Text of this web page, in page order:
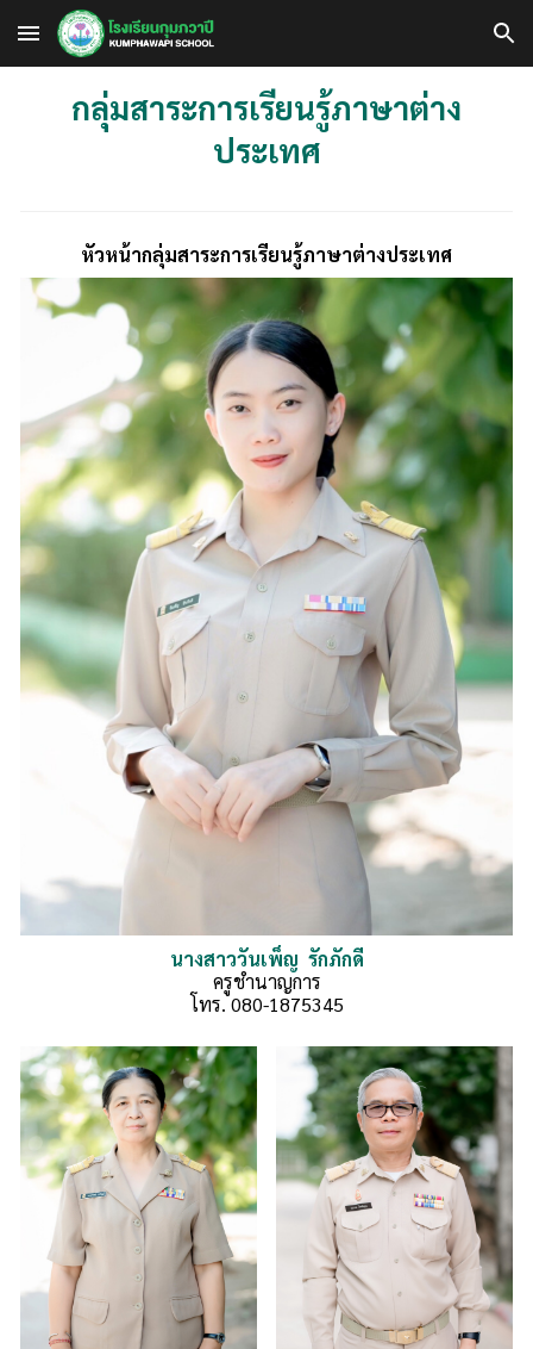
Skip to main content Skip to navigation
กลุ่มสาระการเรียนรู้ภาษาต่าง
ประเทศ
หัวหน้ากลุ่มสาระการเรียนรู้ภาษาต่างประเทศ
นางสาววันเพ็ญ รักภักดี
ครูชำนาญการ
โทร. 080-1875345